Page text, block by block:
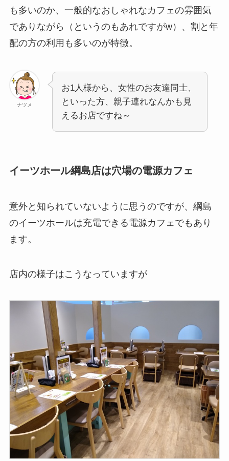
も多いのか、一般的なおしゃれなカフェの雰囲気
でありながら（というのもあれですがw）、割と年
配の方の利用も多いのが特徴。
ナツメ
お1人様から、女性のお友達同士、
といった方、親子連れなんかも見
えるお店ですね～
イーツホール綱島店は穴場の電源カフェ
意外と知られていないように思うのですが、綱島
のイーツホールは充電できる電源カフェでもあり
ます。
店内の様子はこうなっていますが